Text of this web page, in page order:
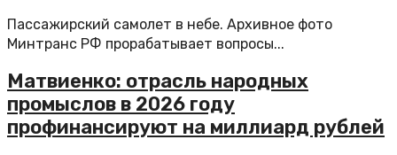
Пассажирский самолет в небе. Архивное фото
Минтранс РФ прорабатывает вопросы...
Матвиенко: отрасль народных
промыслов в 2026 году
профинансируют на миллиард рублей